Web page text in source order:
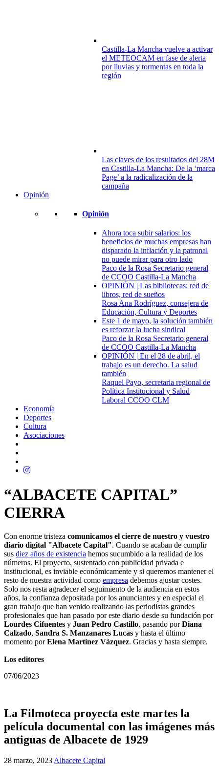
Castilla-La Mancha vuelve a activar
el METEOCAM en fase de alerta
por lluvias y tormentas en toda la
región
Las claves de los resultados del 28M
en Castilla-La Mancha: De la ‘marca
Page’ a la radicalización de la
campaña
Opinión
Opinión
Ahora toca subir salarios: los
beneficios de muchas empresas han
disparado la inflación y la patronal
no puede mirar para otro lado
Paco de la Rosa Secretario general
de CCOO Castilla-La Mancha
OPINIÓN | Las bibliotecas: red de
libros, red de sueños
Rosa Ana Rodríguez, consejera de
Educación, Cultura y Deportes
Este 1 de mayo, la solución también
es reforzar la lucha sindical
Paco de la Rosa Secretario general
de CCOO Castilla-La Mancha
OPINIÓN | En el 28 de abril, el
trabajo es un derecho. La salud
también
Raquel Payo, secretaria regional de
Política Institucional y Salud
Laboral CCOO CLM
Economía
Deportes
Cultura
Asociaciones
“ALBACETE CAPITAL”
CIERRA
Con enorme tristeza comunicamos el cierre de nuestro y vuestro
diario digital "Albacete Capital". Cuando se acaban de cumplir
sus diez años de existencia hemos sucumbido a la realidad de los
números. El proyecto, sustentado con publicidad privada e
institucional, es inviable económicamente y si queremos mantener el
resto de nuestra actividad como empresa debemos ajustar costes.
Solo nos resta agradecer el seguimiento de la audiencia en estos
años, la confianza depositada por los anunciantes y en especial el
gran trabajo que han venido realizando las periodistas grandes
profesionales que han pasado por este diario desde su fundación por
Lourdes Cifuentes y Juan Pedro Castillo, pasando porDiana
Calzado, Sandra S. Manzanares Lucas y hasta el último
momento porElena Martínez Vázquez. Gracias y hasta siempre.
Los editores
07/06/2023
La Filmoteca proyecta este martes la
película documental con las imágenes más
antiguas de Albacete de 1929
28 marzo, 2023 Albacete Capital